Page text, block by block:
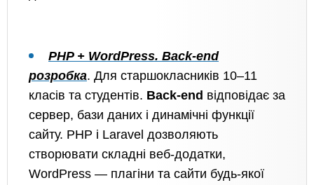
PHP + WordPress. Back-end
розробка. Для старшокласників 10–11
класів та студентів. Back-end відповідає за
сервер, бази даних і динамічні функції
сайту. PHP і Laravel дозволяють
створювати складні веб-додатки,
WordPress — плагіни та сайти будь-якої